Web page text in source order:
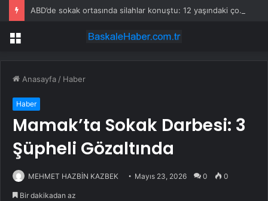
ABD’de sokak ortasında silahlar konuştu: 12 yaşındaki çocuk yaşamını yitirdi, 2 yaralı
Menü
Anasayfa / Haber
Haber
Mamak’ta Sokak Darbesi: 3
Şüpheli Gözaltında
MEHMET HAZBİN KAZBEK Mayıs 23, 2026 0 0
Bir dakikadan az